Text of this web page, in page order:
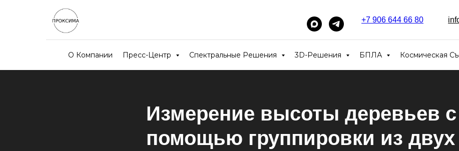
+7 906 644 66 80
О Компании Пресс-Центр Спектральные Решения 3D-Решения БПЛА Космическая
Измерение высоты деревьев с
помощью группировки из двух